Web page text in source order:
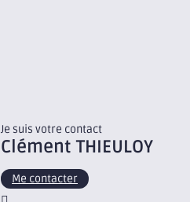
Je suis votre contact
ClémentTHIEULOY
Me contacter